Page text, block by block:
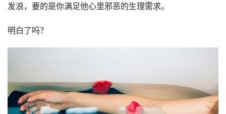
发浪，要的是你满足他心里邪恶的生理需求。
明白了吗？